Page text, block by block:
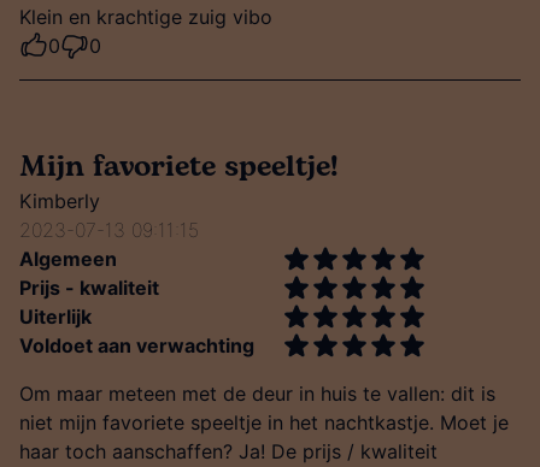
Klein en krachtige zuig vibo
0
0
Mijn favoriete speeltje!
Kimberly
2023-07-13 09:11:15
Algemeen
Prijs - kwaliteit
Uiterlijk
Voldoet aan verwachting
Om maar meteen met de deur in huis te vallen: dit is
niet mijn favoriete speeltje in het nachtkastje. Moet je
haar toch aanschaffen? Ja! De prijs / kwaliteit